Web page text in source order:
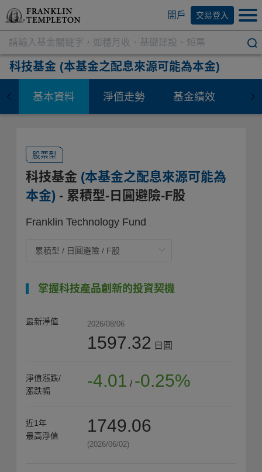
開戶 交易登入
科技基金 (本基金之配息來源可能為本金)
基本資料 淨值走勢 基金績效 資
股票型
科技基金 (本基金之配息來源可能為
本金) - 累積型-日圓避險-F股
Franklin Technology Fund
掌握科技產品創新的投資契機
最新淨值 2026/08/06
1597.32 日圓
淨值漲跌/
漲跌幅
-4.01 / -0.25%
近1年
最高淨值
1749.06
(2026/06/02)